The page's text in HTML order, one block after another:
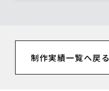
制作実績一覧へ戻る